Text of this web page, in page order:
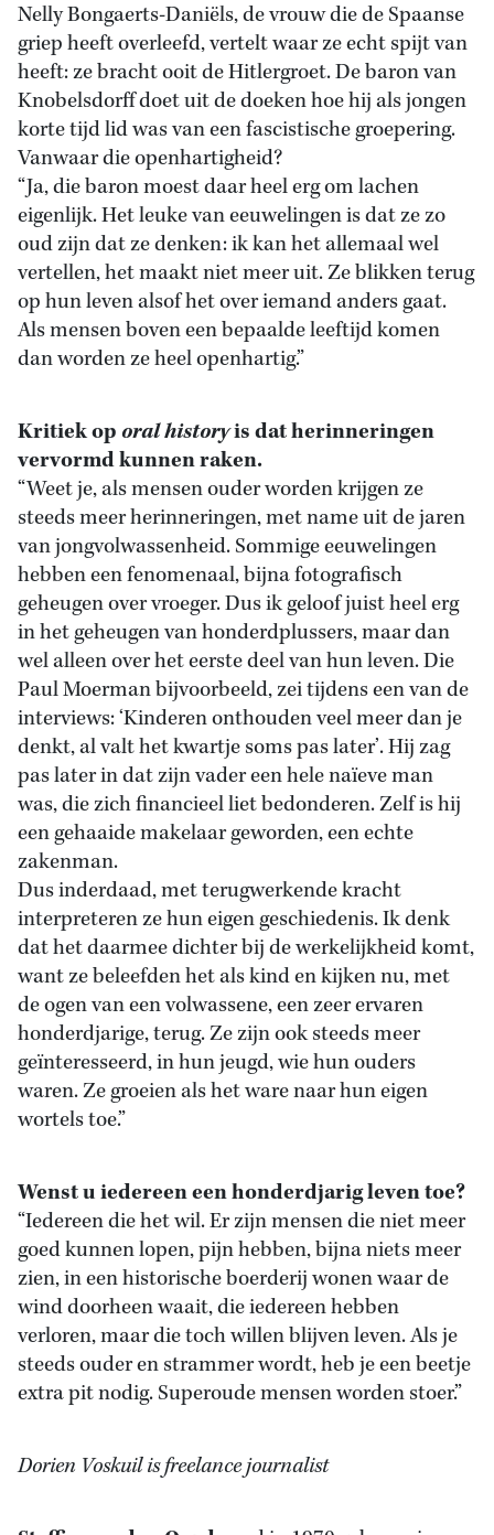
Nelly Bongaerts-Daniëls, de vrouw die de Spaanse
griep heeft overleefd, vertelt waar ze echt spijt van
heeft: ze bracht ooit de Hitlergroet. De baron van
Knobelsdorff doet uit de doeken hoe hij als jongen
korte tijd lid was van een fascistische groepering.
Vanwaar die openhartigheid?
“Ja, die baron moest daar heel erg om lachen
eigenlijk. Het leuke van eeuwelingen is dat ze zo
oud zijn dat ze denken: ik kan het allemaal wel
vertellen, het maakt niet meer uit. Ze blikken terug
op hun leven alsof het over iemand anders gaat.
Als mensen boven een bepaalde leeftijd komen
dan worden ze heel openhartig.”
Kritiek oporal historyis dat herinneringen
vervormd kunnen raken.
“Weet je, als mensen ouder worden krijgen ze
steeds meer herinneringen, met name uit de jaren
van jongvolwassenheid. Sommige eeuwelingen
hebben een fenomenaal, bijna fotografisch
geheugen over vroeger. Dus ik geloof juist heel erg
in het geheugen van honderdplussers, maar dan
wel alleen over het eerste deel van hun leven. Die
Paul Moerman bijvoorbeeld, zei tijdens een van de
interviews: ‘Kinderen onthouden veel meer dan je
denkt, al valt het kwartje soms pas later’. Hij zag
pas later in dat zijn vader een hele naïeve man
was, die zich financieel liet bedonderen. Zelf is hij
een gehaaide makelaar geworden, een echte
zakenman.
Dus inderdaad, met terugwerkende kracht
interpreteren ze hun eigen geschiedenis. Ik denk
dat het daarmee dichter bij de werkelijkheid komt,
want ze beleefden het als kind en kijken nu, met
de ogen van een volwassene, een zeer ervaren
honderdjarige, terug. Ze zijn ook steeds meer
geïnteresseerd, in hun jeugd, wie hun ouders
waren. Ze groeien als het ware naar hun eigen
wortels toe.”
Wenst u iedereen een honderdjarig leven toe?
“Iedereen die het wil. Er zijn mensen die niet meer
goed kunnen lopen, pijn hebben, bijna niets meer
zien, in een historische boerderij wonen waar de
wind doorheen waait, die iedereen hebben
verloren, maar die toch willen blijven leven. Als je
steeds ouder en strammer wordt, heb je een beetje
extra pit nodig. Superoude mensen worden stoer.”
Dorien Voskuil is freelance journalist